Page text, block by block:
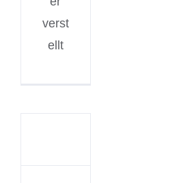
verst
ellt